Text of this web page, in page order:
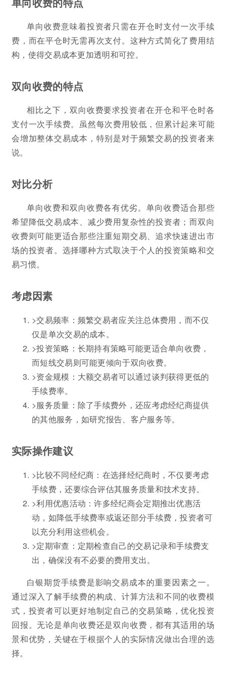
单向收费意味着投资者只需在开仓时支付一次手续
费，而在平仓时无需再次支付。这种方式简化了费用结
构，使得交易成本更加透明和可控。
双向收费的特点
相比之下，双向收费要求投资者在开仓和平仓时各
支付一次手续费。虽然每次费用较低，但累计起来可能
会增加整体交易成本，特别是对于频繁交易的投资者来
说。
对比分析
单向收费和双向收费各有优劣。单向收费适合那些
希望降低交易成本、减少费用复杂性的投资者；而双向
收费则可能更适合那些注重短期交易、追求快速进出市
场的投资者。选择哪种方式取决于个人的投资策略和交
易习惯。
考虑因素
>交易频率：频繁交易者应关注总体费用，而不仅
仅是单次交易的成本。
>投资策略：长期持有策略可能更适合单向收费，
而短线交易则可能更倾向于双向收费。
>资金规模：大额交易者可以通过谈判获得更低的
手续费率。
>服务质量：除了手续费外，还应考虑经纪商提供
的其他服务，如研究报告、客户服务等。
实际操作建议
>比较不同经纪商：在选择经纪商时，不仅要考虑
手续费，还要综合评估其服务质量和技术支持。
>利用优惠活动：许多经纪商会定期推出优惠活
动，如降低手续费率或返还部分手续费，投资者可
以充分利用这些机会。
>定期审查：定期检查自己的交易记录和手续费支
出，确保没有不必要的费用支出。
白银期货手续费是影响交易成本的重要因素之一。
通过深入了解手续费的构成、计算方法和不同的收费模
式，投资者可以更好地制定自己的交易策略，优化投资
回报。无论是单向收费还是双向收费，都有其适用的场
景和优势，关键在于根据个人的实际情况做出合理的选
择。